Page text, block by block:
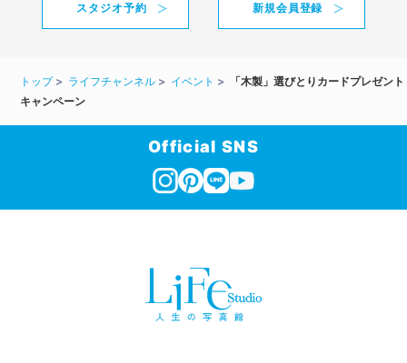
スタジオ予約 新規会員登録
トップ ライフチャンネル イベント
「木製」選びとりカードプレゼント
キャンペーン
Official SNS